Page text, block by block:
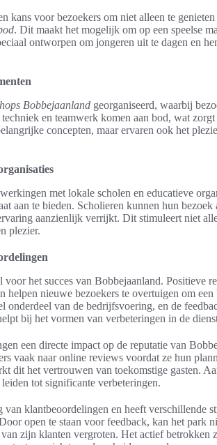
kans voor bezoekers om niet alleen te
. Dit maakt het mogelijk om op een speelse
ontworpen om jongeren uit te dagen en
Bobbejaanland georganiseerd, waarbij
en teamwerk komen aan bod, wat
concepten, maar ervaren ook het
met lokale scholen en educatieve
aan te bieden. Scholieren kunnen hun bezoek
aanzienlijk verrijkt. Dit stimuleert niet
plezier.
het succes van Bobbejaanland. Positieve
helpen nieuwe bezoekers te overtuigen om een
onderdeel van de bedrijfsvoering, en de
bij het vormen van verbeteringen in de
een directe impact op de reputatie van
vaak naar online reviews voordat ze hun
dit het vertrouwen van toekomstige gasten.
tot significante verbeteringen.
van klantbeoordelingen en heeft verschillende
open te staan voor feedback, kan het park
zijn klanten vergroten. Het actief betrokken